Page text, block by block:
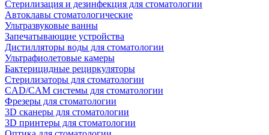
Стерилизация и дезинфекция для стоматологии
Автоклавы стоматологические
Ультразвуковые ванны
Запечатывающие устройства
Дистилляторы воды для стоматологии
Ультрафиолетовые камеры
Бактерицидные рециркуляторы
Стерилизаторы для стоматологии
CAD/CAM системы для стоматологии
Фрезеры для стоматологии
3D cканеры для стоматологии
3D принтеры для стоматологии